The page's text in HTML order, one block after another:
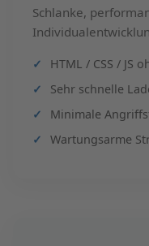
Schlanke,
HTML / CSS / JS
Sehr schnelle
Minimale
Wartungsarme